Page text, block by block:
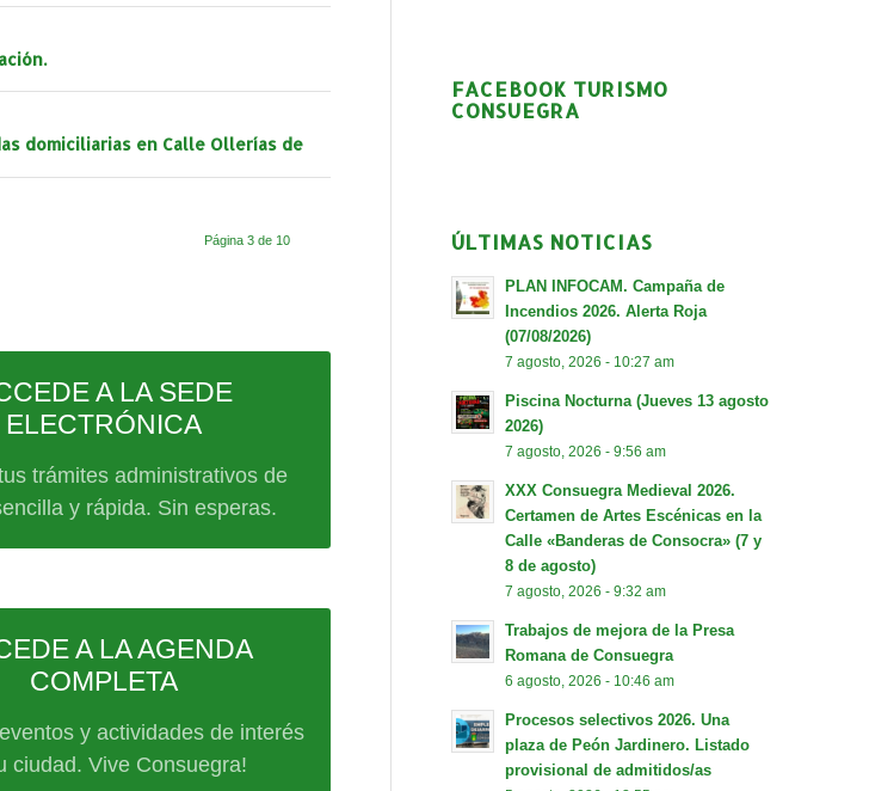
domiciliarias en Calle Ollerías de
Página 3 de 10
A LA SEDE
ELECTRÓNICA
trámites administrativos de
y rápida. Sin esperas.
A LA AGENDA
COMPLETA
y actividades de interés
ciudad. Vive Consuegra!
FACEBOOK TURISMO
CONSUEGRA
ÚLTIMAS NOTICIAS
PLAN INFOCAM. Campaña de
Incendios 2026. Alerta Roja
(07/08/2026)
7 agosto, 2026 - 10:27 am
Piscina Nocturna (Jueves 13 agosto
2026)
7 agosto, 2026 - 9:56 am
XXX Consuegra Medieval 2026.
Certamen de Artes Escénicas en la
Calle «Banderas de Consocra» (7 y
8 de agosto)
7 agosto, 2026 - 9:32 am
Trabajos de mejora de la Presa
Romana de Consuegra
6 agosto, 2026 - 10:46 am
Procesos selectivos 2026. Una
plaza de Peón Jardinero. Listado
provisional de admitidos/as